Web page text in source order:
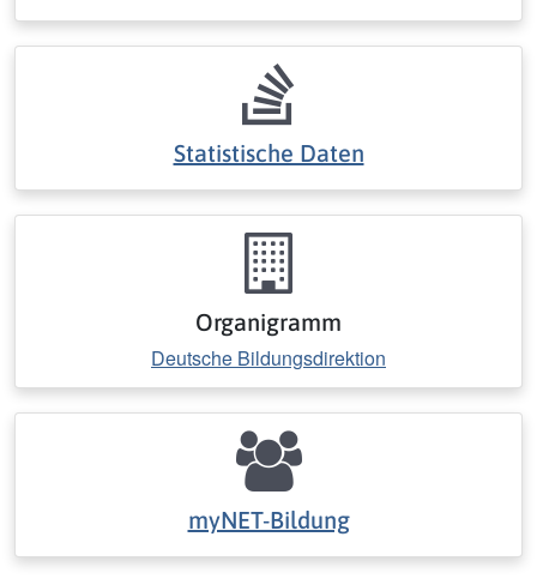
Statistische Daten
Organigramm
Deutsche Bildungsdirektion
myNET-Bildung